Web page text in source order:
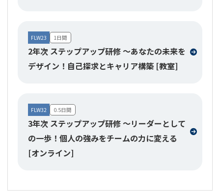
FLW23
2年次 ステップアップ研修 ～あなたの未来を
デザイン！自己探求とキャリア構築 [教室]
1日間
FLW32
3年次 ステップアップ研修 ～リーダーとして
の一歩！個人の強みをチームの力に変える
[オンライン]
0.5日間